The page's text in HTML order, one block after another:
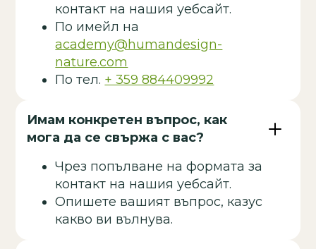
контакт на нашия уебсайт.
По имейл на
academy@humandesign-
nature.com
По тел. + 359 884409992
Имам конкретен въпрос, как
мога да се свържа с вас?
Чрез попълване на формата за
контакт на нашия уебсайт.
Опишете вашият въпрос, казус
какво ви вълнува.